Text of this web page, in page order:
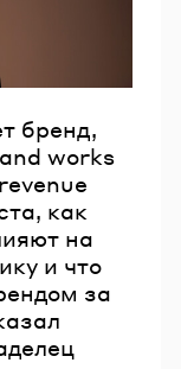
бренд,
works
как
на
и что
за